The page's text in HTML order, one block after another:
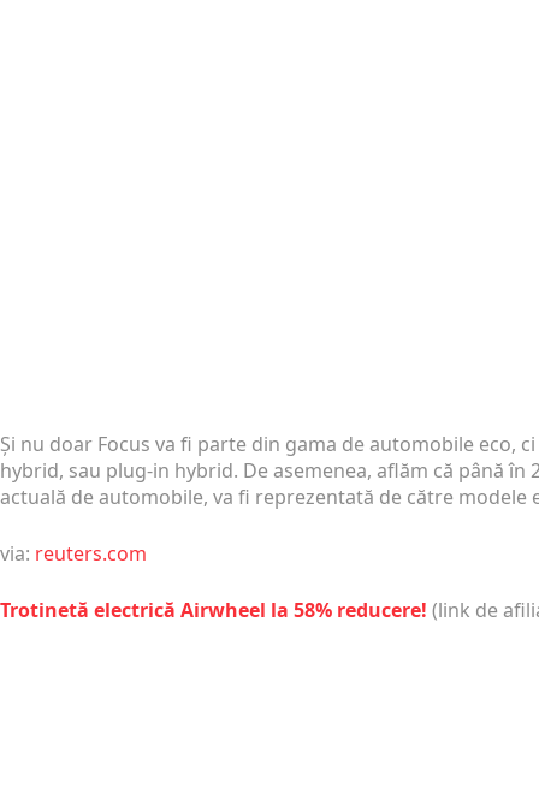
Și nu doar Focus va fi parte din gama de automobile eco,
hybrid, sau plug-in hybrid. De asemenea, aflăm că până
actuală de automobile, va fi reprezentată de către modele
via: reuters.com
Trotinetă electrică Airwheel la 58% reducere! (link de